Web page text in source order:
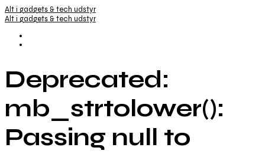
Alt i gadgets & tech udstyr
Alt i gadgets & tech udstyr
Deprecated:
mb_strtolower():
Passing null to